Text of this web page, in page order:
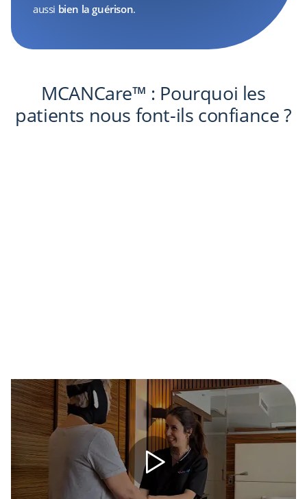
aussi bien la guérison.
MCANCare™ : Pourquoi les
patients nous font-ils confiance ?